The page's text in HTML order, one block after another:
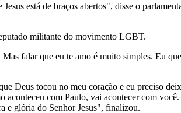
está de braços abertos", disse o
militante do movimento LGBT.
falar que eu te amo é muito simples. Eu
Deus tocou no meu coração e eu preciso
com Paulo, vai acontecer com
e glória do Senhor Jesus", finalizou.